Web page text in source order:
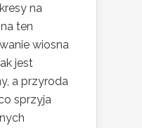
na
ten
wiosna
jest
a przyroda
sprzyja